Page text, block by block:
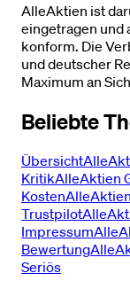
AlleAktien ist
eingetragen und
konform. Die
und deutscher
Maximum an
Beliebte
Übersicht
KritikAlleAktien
Kosten
Trustpilot
Impressum
Bewertung
Seriös